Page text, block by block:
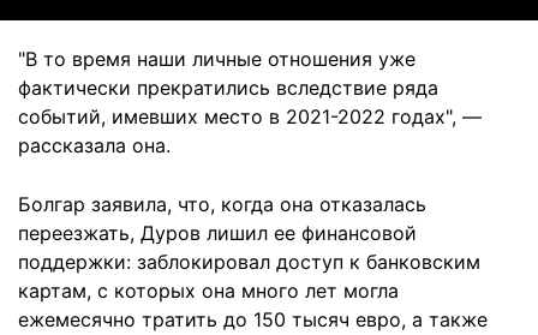
"В то время наши личные отношения уже
фактически прекратились вследствие ряда
событий, имевших место в 2021-2022 годах", —
рассказала она.
Болгар заявила, что, когда она отказалась
переезжать, Дуров лишил ее финансовой
поддержки: заблокировал доступ к банковским
картам, с которых она много лет могла
ежемесячно тратить до 150 тысяч евро, а также